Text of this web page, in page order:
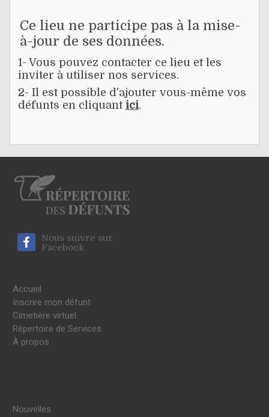
Ce lieu ne participe pas à la mise-
à-jour de ses données.
1- Vous pouvez contacter ce lieu et les
inviter à utiliser nos services.
2- Il est possible d'ajouter vous-même vos
défunts en cliquant ici.
Nous suivre sur
Facebook
Accueil
Inscrire mon défunt
Cimetière virtuel
Répertoire de Services
À propos
Nouvelles